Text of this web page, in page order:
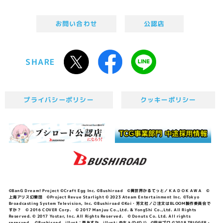
お問い合わせ 公認店
SHARE
プライバシーポリシー クッキーポリシー
©BanG Dream! Project ©Craft Egg Inc. ©Bushiroad ©異世界かるてっと／ＫＡＤＯＫＡＷＡ ©
上海アリス幻樂団 ©Project Revue Starlight © 2023 Ateam Entertainment Inc. ©Tokyo
Broadcasting System Television, Inc. ©Bushiroad ©Koi・芳文社／ご注文はBLOOM製作委員会で
すか？ © 2016 COVER Corp. © 2017 Manjuu Co.,Ltd. & YongShi Co.,Ltd. All Rights
Reserved. © 2017 Yostar, Inc. All Rights Reserved. © Donuts Co. Ltd. All rights